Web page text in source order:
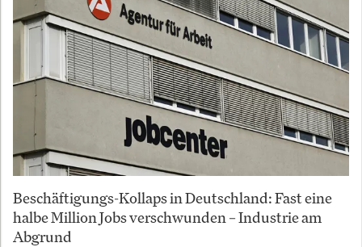
Beschäftigungs-Kollaps in Deutschland: Fast eine
halbe Million Jobs verschwunden – Industrie am
Abgrund